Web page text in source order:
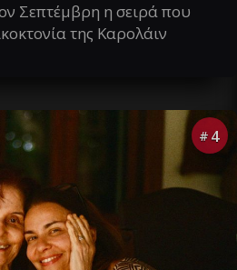
Σεπτέμβρη η σειρά που
της Καρολάιν
# 4